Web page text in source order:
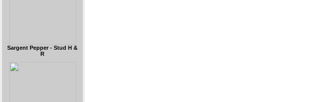
Sargent Pepper - Stud H &
R